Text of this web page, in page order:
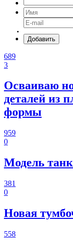
Добавить
689
3
Осваиваю
деталей из
формы
959
0
Модель
381
0
Новая
558